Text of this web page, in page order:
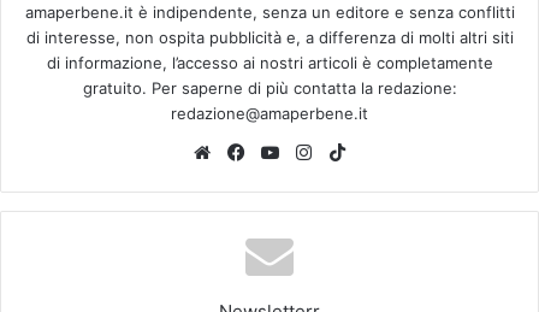
amaperbene.it è indipendente, senza un editore e senza conflitti
di interesse, non ospita pubblicità e, a differenza di molti altri siti
di informazione, l’accesso ai nostri articoli è completamente
gratuito. Per saperne di più contatta la redazione:
redazione@amaperbene.it
We
te
Fa
bo
ok
Yo
Tu
be
Ins
ra
k